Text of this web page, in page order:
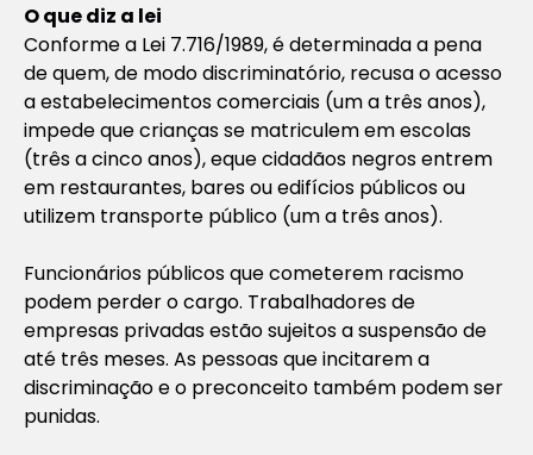
O que diz a lei
Conforme a Lei 7.716/1989, é determinada a pena
de quem, de modo discriminatório, recusa o acesso
a estabelecimentos comerciais (um a três anos),
impede que crianças se matriculem em escolas
(três a cinco anos), eque cidadãos negros entrem
em restaurantes, bares ou edifícios públicos ou
utilizem transporte público (um a três anos).
Funcionários públicos que cometerem racismo
podem perder o cargo. Trabalhadores de
empresas privadas estão sujeitos a suspensão de
até três meses. As pessoas que incitarem a
discriminação e o preconceito também podem ser
punidas.